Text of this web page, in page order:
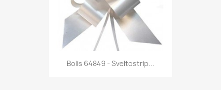
Anteprima
Bolis 64849 - Sveltostrip...